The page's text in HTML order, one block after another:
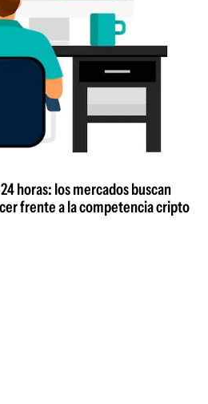
horas: los mercados buscan
frente a la competencia cripto